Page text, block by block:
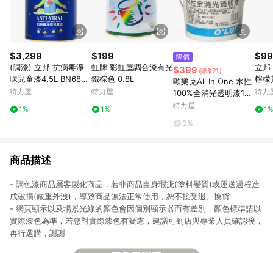
$3,299
(調漆) 立邦 抗病毒淨
味兒童漆4.5L BN6860
-4 紫羅蘭
特力屋
1%
$199
虹牌 彩虹屋調合漆有光
鐵棕色 0.8L
特力屋
1%
降價
$399 (降$21)
歐樂克All In One 水性
100%全消光透明漆1公
升1公升
特力屋
0%
$99
立邦
檸
特力
1%
商品描述
- 調色漆商品屬客製化商品，若非商品自身瑕疵(塗料變質)或運送過程造
成破損(嚴重外洩)，導致商品無法正常使用，恕不接受退、換貨
- 網頁顯示以及場景光線的顏色會因個別顯示器而有差別，顏色標準請以
實際漆色為準，若您對實際漆色有疑慮，建議可到店與專業人員確認後，
再行選購，謝謝